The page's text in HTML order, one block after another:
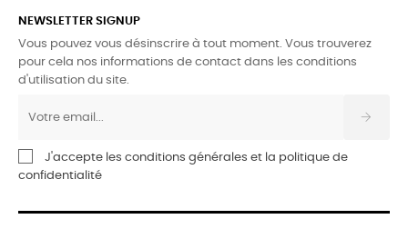
NEWSLETTER SIGNUP
Vous pouvez vous désinscrire à tout moment. Vous trouverez
pour cela nos informations de contact dans les conditions
d'utilisation du site.
J'accepte les conditions générales et la politique de
confidentialité